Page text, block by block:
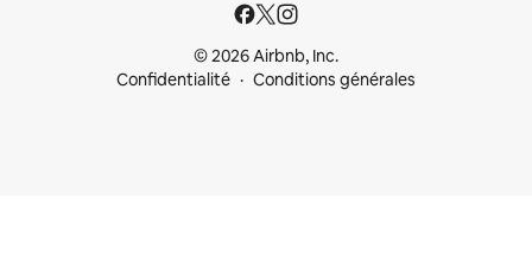
© 2026 Airbnb, Inc.
Confidentialité
Conditions générales